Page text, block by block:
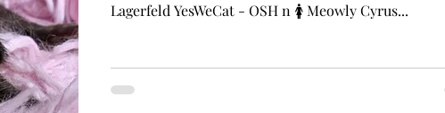
Lagerfeld YesWeCat - OSH n 🚺 Meowly Cyrus...